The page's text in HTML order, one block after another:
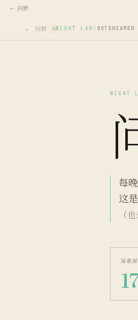
← 问野
← 问野 NIGHT LAB /
NIGHT
每
这
（
深夜